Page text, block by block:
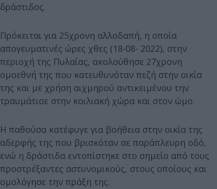
δράστιδος.
Πρόκειται για 25χρονη αλλοδαπή, η οποία
απογευματινές ώρες χθες (18-08- 2022), στην
περιοχή της Πυλαίας, ακολούθησε 27χρονη
ομοεθνή της που κατευθυνόταν πεζή στην οικία
της και με χρήση αιχμηρού αντικειμένου την
τραυμάτισε στην κοιλιακή χώρα και στον ώμο.
Η παθούσα κατέφυγε για βοήθεια στην οικία της
αδερφής της που βρισκόταν σε παράπλευρη οδό,
ενώ η δράστιδα εντοπίστηκε στο σημείο από τους
προστρέξαντες αστυνομικούς, στους οποίους και
ομολόγησε την πράξη της.